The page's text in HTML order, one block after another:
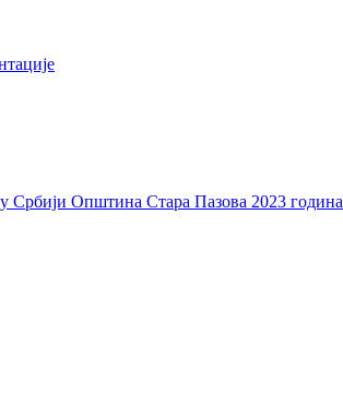
у Србији Општина Стара Пазова 2023 година